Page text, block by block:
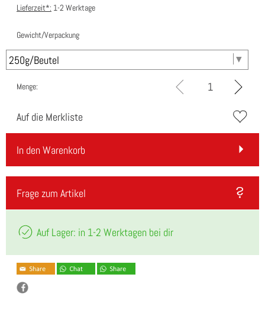
Lieferzeit*: 1-2 Werktage
Gewicht/Verpackung
Menge:
Auf die Merkliste
In den Warenkorb
Frage zum Artikel
Auf Lager: in 1-2 Werktagen bei dir